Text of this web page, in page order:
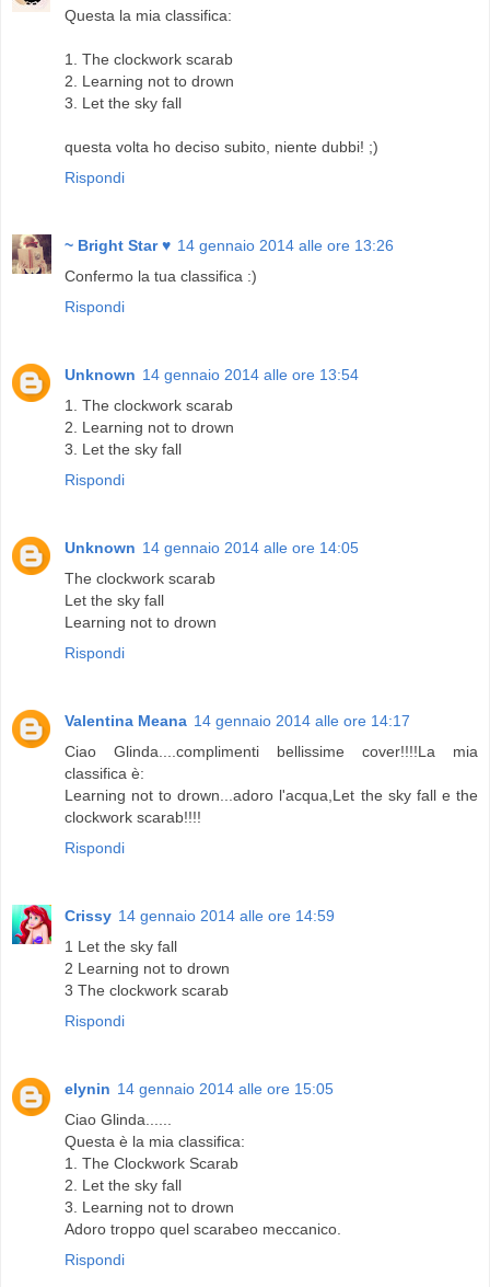
Questa la mia classifica:
1. The clockwork scarab
2. Learning not to drown
3. Let the sky fall
questa volta ho deciso subito, niente dubbi! ;)
Rispondi
~ Bright Star ♥ 14 gennaio 2014 alle ore 13:26
Confermo la tua classifica :)
Rispondi
Unknown 14 gennaio 2014 alle ore 13:54
1. The clockwork scarab
2. Learning not to drown
3. Let the sky fall
Rispondi
Unknown 14 gennaio 2014 alle ore 14:05
The clockwork scarab
Let the sky fall
Learning not to drown
Rispondi
Valentina Meana 14 gennaio 2014 alle ore 14:17
Ciao Glinda....complimenti bellissime cover!!!!La mia
classifica è:
Learning not to drown...adoro l'acqua,Let the sky fall e the
clockwork scarab!!!!
Rispondi
Crissy 14 gennaio 2014 alle ore 14:59
1 Let the sky fall
2 Learning not to drown
3 The clockwork scarab
Rispondi
elynin 14 gennaio 2014 alle ore 15:05
Ciao Glinda......
Questa è la mia classifica:
1. The Clockwork Scarab
2. Let the sky fall
3. Learning not to drown
Adoro troppo quel scarabeo meccanico.
Rispondi